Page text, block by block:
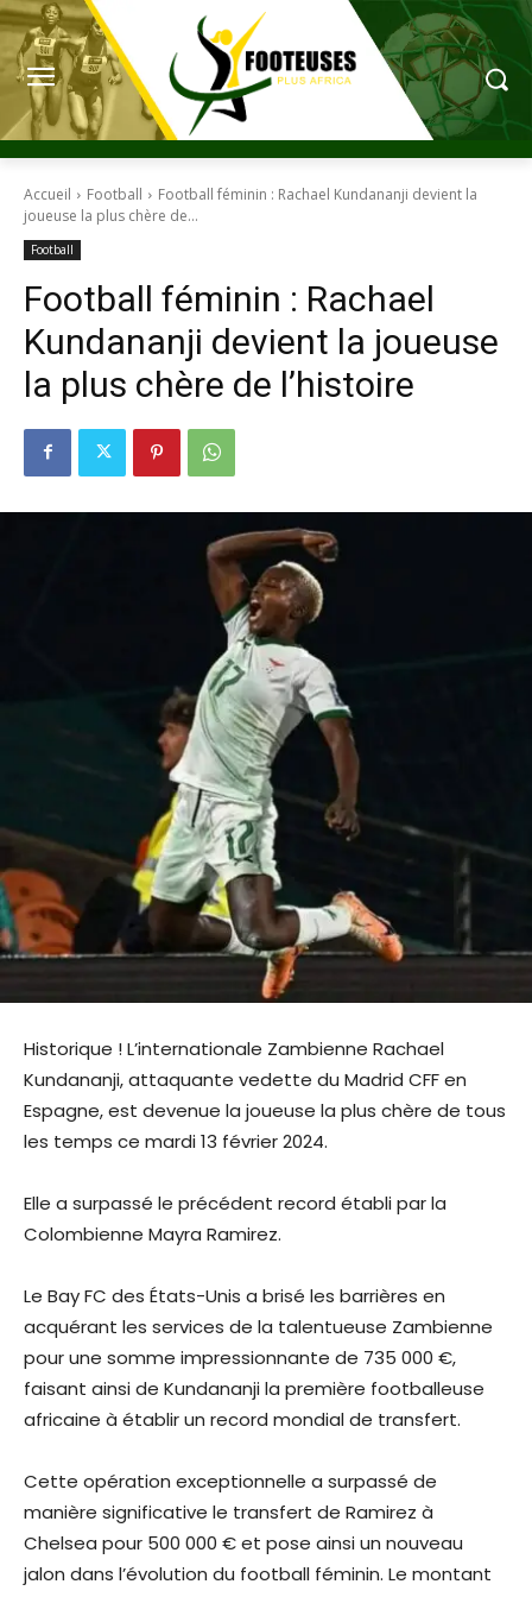
Accueil Football
Football féminin : Rachael Kundananji devient la
joueuse la plus chère de...
Football
Football féminin : Rachael
Kundananji devient la joueuse
la plus chère de l’histoire
Historique ! L’internationale Zambienne Rachael
Kundananji, attaquante vedette du Madrid CFF en
Espagne, est devenue la joueuse la plus chère de tous
les temps ce mardi 13 février 2024.
Elle a surpassé le précédent record établi par la
Colombienne Mayra Ramirez.
Le Bay FC des États-Unis a brisé les barrières en
acquérant les services de la talentueuse Zambienne
pour une somme impressionnante de 735 000 €,
faisant ainsi de Kundananji la première footballeuse
africaine à établir un record mondial de transfert.
Cette opération exceptionnelle a surpassé de
manière significative le transfert de Ramirez à
Chelsea pour 500 000 € et pose ainsi un nouveau
jalon dans l’évolution du football féminin. Le montant